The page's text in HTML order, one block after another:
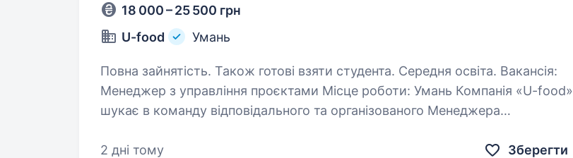
18 000 – 25 500 грн
U-food
Умань
Повна зайнятість. Також готові взяти студента. Середня освіта. Вакансія:
Менеджер з управління проєктами Місце роботи: Умань Компанія «U-food»
шукає в команду відповідального та організованого Менеджера
та виконання…
2 дні тому Зберегти